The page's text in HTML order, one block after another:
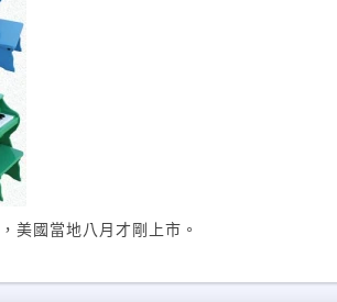
求更高品質的家長為您的小朋友進階選購。 更
lhc429
美國當地八月才剛上市。